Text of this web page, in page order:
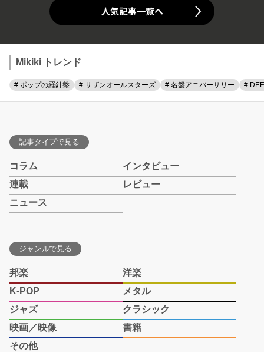
人気記事一覧へ
Mikiki トレンド
# ポップの羅針盤 # サザンオールスターズ # 名盤アニバーサリー #
記事タイプで見る
コラム
インタビュー
連載
レビュー
ニュース
ジャンルで見る
邦楽
洋楽
K-POP
メタル
ジャズ
クラシック
映画／映像
書籍
その他